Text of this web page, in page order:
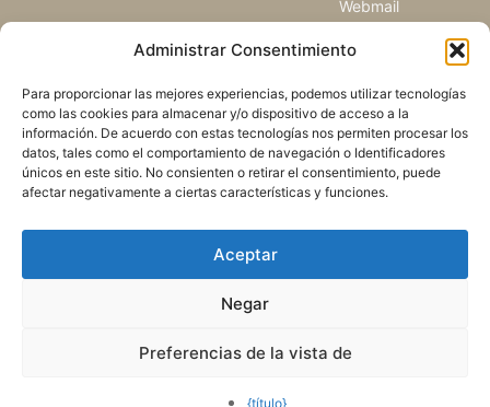
Administrar Consentimiento
Para proporcionar las mejores experiencias, podemos utilizar tecnologías
como las cookies para almacenar y/o dispositivo de acceso a la
información. De acuerdo con estas tecnologías nos permiten procesar los
datos, tales como el comportamiento de navegación o Identificadores
únicos en este sitio. No consienten o retirar el consentimiento, puede
afectar negativamente a ciertas características y funciones.
Aceptar
Negar
Preferencias de la vista de
{título}
nuestra vida, la misión y ministerios de
SUSCRIBIRSE
Webmail
Centro de Recursos
Mapa del sitio
POLÍTICA DE PRIVACIDADLAS COOKIES